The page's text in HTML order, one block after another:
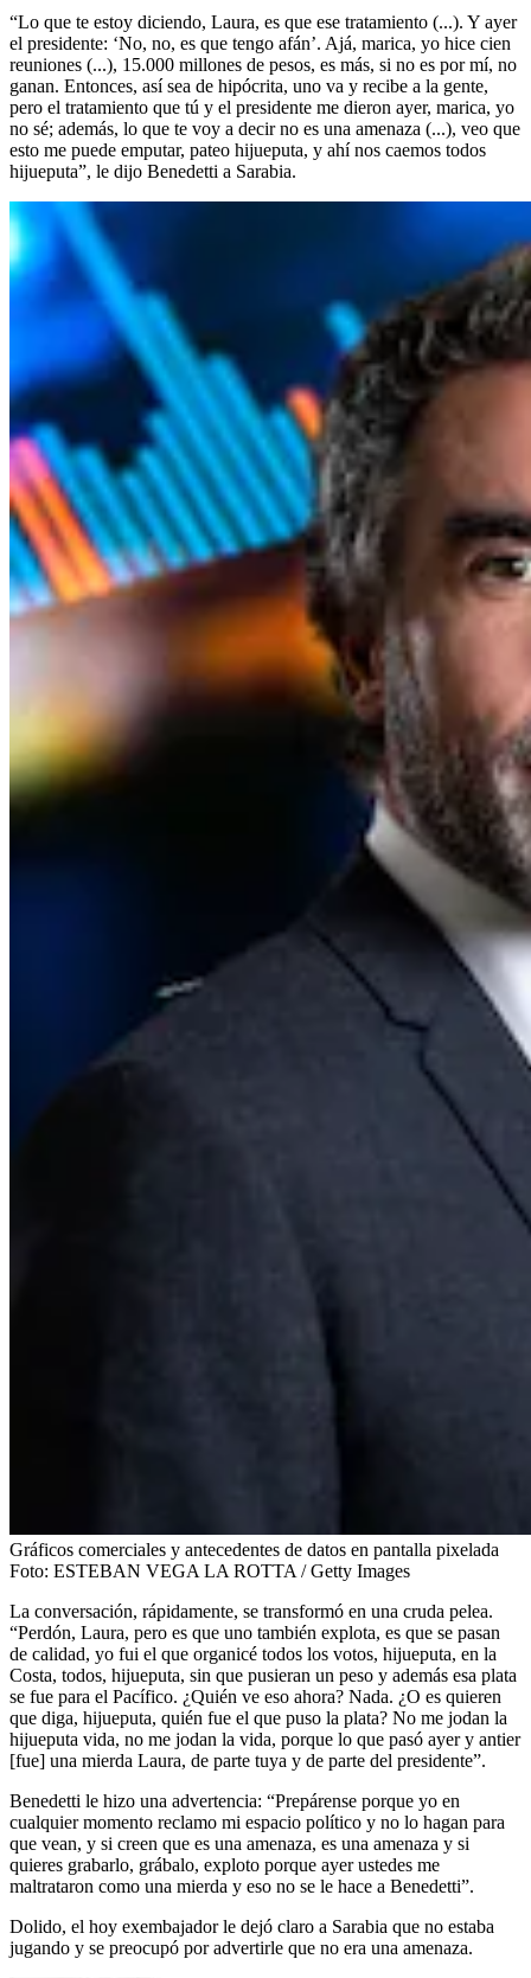
“Lo que te estoy diciendo, Laura, es que ese tratamiento (...). Y ayer
el presidente: ‘No, no, es que tengo afán’. Ajá, marica, yo hice cien
reuniones (...), 15.000 millones de pesos, es más, si no es por mí, no
ganan. Entonces, así sea de hipócrita, uno va y recibe a la gente,
pero el tratamiento que tú y el presidente me dieron ayer, marica, yo
no sé; además, lo que te voy a decir no es una amenaza (...), veo que
esto me puede emputar, pateo hijueputa, y ahí nos caemos todos
hijueputa”, le dijo Benedetti a Sarabia.
Gráficos comerciales y antecedentes de datos en pantalla pixelada
Foto: ESTEBAN VEGA LA ROTTA / Getty Images
La conversación, rápidamente, se transformó en una cruda pelea.
“Perdón, Laura, pero es que uno también explota, es que se pasan
de calidad, yo fui el que organicé todos los votos, hijueputa, en la
Costa, todos, hijueputa, sin que pusieran un peso y además esa plata
se fue para el Pacífico. ¿Quién ve eso ahora? Nada. ¿O es quieren
que diga, hijueputa, quién fue el que puso la plata? No me jodan la
hijueputa vida, no me jodan la vida, porque lo que pasó ayer y antier
[fue] una mierda Laura, de parte tuya y de parte del presidente”.
Benedetti le hizo una advertencia: “Prepárense porque yo en
cualquier momento reclamo mi espacio político y no lo hagan para
que vean, y si creen que es una amenaza, es una amenaza y si
quieres grabarlo, grábalo, exploto porque ayer ustedes me
maltrataron como una mierda y eso no se le hace a Benedetti”.
Dolido, el hoy exembajador le dejó claro a Sarabia que no estaba
jugando y se preocupó por advertirle que no era una amenaza.